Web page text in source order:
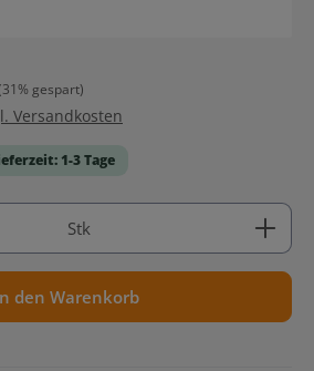
gespart)
Versandkosten
1-3 Tage
den gewünschten Wert ein
Stk
den Warenkorb